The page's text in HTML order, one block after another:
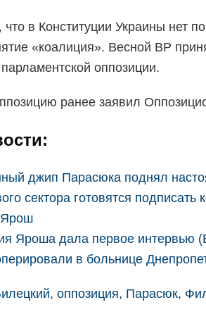
что в Конституции Украины нет
«коалиция». Весной ВР
оппозиции.
ранее заявил
джип Парасюка поднял
сектора готовятся подписать
Яроша дала первое интервью
в больнице
, оппозиция, Парасюк,